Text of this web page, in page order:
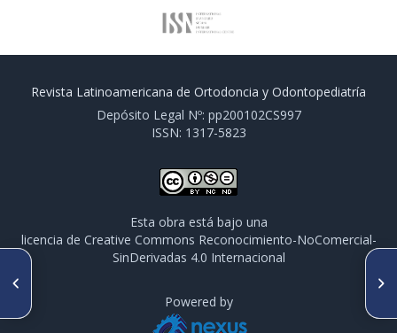
ARTÍCULO ANTERIOR
quirúrgico de paciente con
SIGUIENTE ARTÍCULO
ortopédico prequirúrgico
para el manejo de pacientes
con fisura labio alveolo
Revista Latinoamericana de Ortodoncia y Odontopediatría
Depósito Legal Nº: pp200102CS997
ISSN: 1317-5823
Esta obra está bajo una
licencia de Creative Commons Reconocimiento-NoComercial-
SinDerivadas 4.0 Internacional
Powered by